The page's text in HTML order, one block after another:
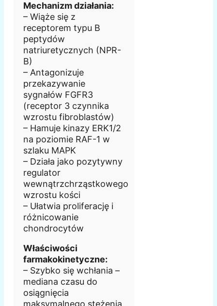
Mechanizm działania:
– Wiąże się z
receptorem typu B
peptydów
natriuretycznych (NPR-
B)
– Antagonizuje
przekazywanie
sygnałów FGFR3
(receptor 3 czynnika
wzrostu fibroblastów)
– Hamuje kinazy ERK1/2
na poziomie RAF-1 w
szlaku MAPK
– Działa jako pozytywny
regulator
wewnątrzchrząstkowego
wzrostu kości
– Ułatwia proliferację i
różnicowanie
chondrocytów
Właściwości
farmakokinetyczne:
– Szybko się wchłania –
mediana czasu do
osiągnięcia